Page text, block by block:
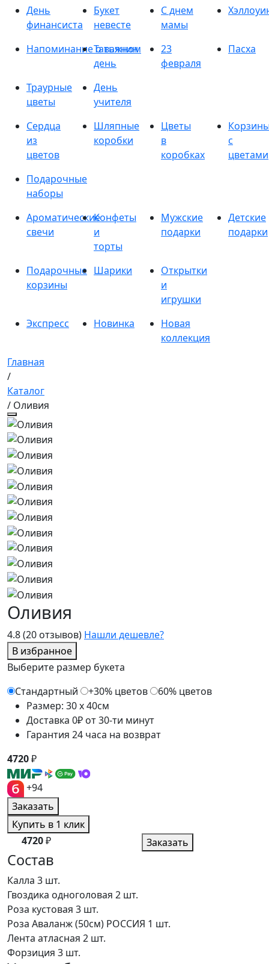
День
финансиста
Букет
невесте
С днем
мамы
Напоминание о важном
Татьянин
день
23
февраля
Пасха
Траурные
цветы
День
учителя
Сердца
из
цветов
Шляпные
коробки
Цветы
в
коробках
с
цветами
Подарочные
наборы
Ароматические
свечи
Конфеты
и
торты
Мужские
подарки
Детские
подарки
Подарочные
корзины
Шарики
Открытки
и
игрушки
Экспресс
Новинка
Новая
коллекция
Главная
/
Каталог
/ Оливия
4.8(20 отзывов) Нашли дешевле?
В избранное
Оливия
Выберите размер букета
Стандартный
+30% цветов
60% цветов
Размер: 30 x 40см
Доставка 0₽ от 30-ти минут
Гарантия 24 часа на возврат
4720₽
+94
Заказать
Купить в 1 клик
4720₽ Заказать
Состав
Калла 3 шт.
Гвоздика одноголовая 2 шт.
Роза кустовая 3 шт.
Роза Аваланж (50см) РОССИЯ 1 шт.
Лента атласная 2 шт.
Форзиция 3 шт.